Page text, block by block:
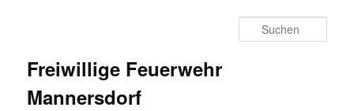
Freiwillige Feuerwehr
Mannersdorf